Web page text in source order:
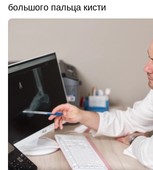
большого пальца кисти